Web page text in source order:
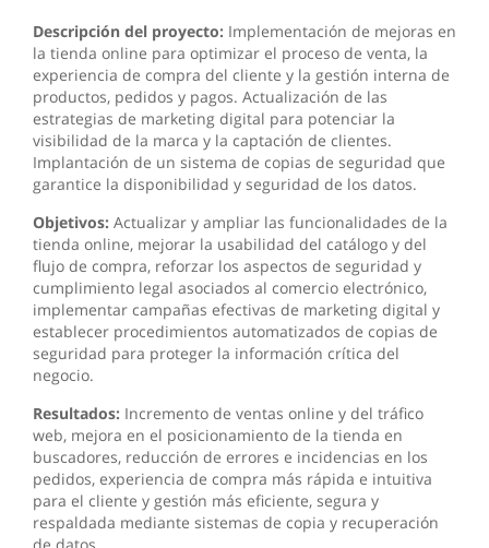
Descripción del proyecto: Implementación de mejoras en
la tienda online para optimizar el proceso de venta, la
experiencia de compra del cliente y la gestión interna de
productos, pedidos y pagos. Actualización de las
estrategias de marketing digital para potenciar la
visibilidad de la marca y la captación de clientes.
Implantación de un sistema de copias de seguridad que
garantice la disponibilidad y seguridad de los datos.
Objetivos: Actualizar y ampliar las funcionalidades de la
tienda online, mejorar la usabilidad del catálogo y del
flujo de compra, reforzar los aspectos de seguridad y
cumplimiento legal asociados al comercio electrónico,
implementar campañas efectivas de marketing digital y
establecer procedimientos automatizados de copias de
seguridad para proteger la información crítica del
negocio.
Resultados: Incremento de ventas online y del tráfico
web, mejora en el posicionamiento de la tienda en
buscadores, reducción de errores e incidencias en los
pedidos, experiencia de compra más rápida e intuitiva
para el cliente y gestión más eficiente, segura y
respaldada mediante sistemas de copia y recuperación